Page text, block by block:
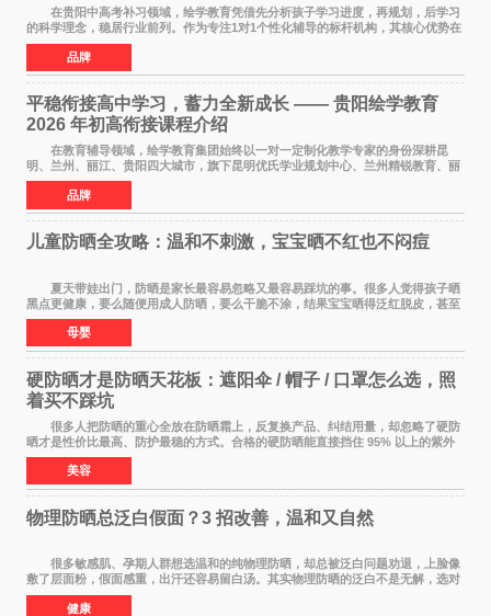
在贵阳中高考补习领域，绘学教育凭借先分析孩子学习进度，再规划，后学习
的科学理念，稳居行业前列。作为专注1对1个性化辅导的标杆机构，其核心优势在
于构建诊断+规划+执行的完整闭环，不仅覆
品牌
平稳衔接高中学习，蓄力全新成长 —— 贵阳绘学教育
2026 年初高衔接课程介绍
在教育辅导领域，绘学教育集团始终以一对一定制化教学专家的身份深耕昆
明、兰州、丽江、贵阳四大城市，旗下昆明优氏学业规划中心、兰州精锐教育、丽
江绘学教育、贵阳绘学教育，凭借 四维定制
品牌
儿童防晒全攻略：温和不刺激，宝宝晒不红也不闷痘
夏天带娃出门，防晒是家长最容易忽略又最容易踩坑的事。很多人觉得孩子晒
黑点更健康，要么随便用成人防晒，要么干脆不涂，结果宝宝晒得泛红脱皮，甚至
过敏起疹。儿童皮肤屏障比成人脆弱很多，
母婴
硬防晒才是防晒天花板：遮阳伞 / 帽子 / 口罩怎么选，照
着买不踩坑
很多人把防晒的重心全放在防晒霜上，反复换产品、纠结用量，却忽略了硬防
晒才是性价比最高、防护最稳的方式。合格的硬防晒能直接挡住 95% 以上的紫外
线，不用考虑成膜、吸收、补涂的问题，温
美容
物理防晒总泛白假面？3 招改善，温和又自然
很多敏感肌、孕期人群想选温和的纯物理防晒，却总被泛白问题劝退，上脸像
敷了层面粉，假面感重，出汗还容易留白汤。其实物理防晒的泛白不是无解，选对
产品 + 用对方法，既能守住温和度，又能
健康